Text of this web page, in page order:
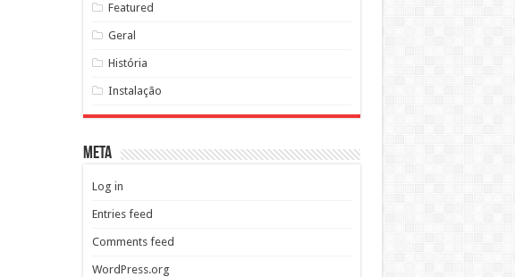
Featured
Geral
História
Instalação
Meta
Log in
Entries feed
Comments feed
WordPress.org